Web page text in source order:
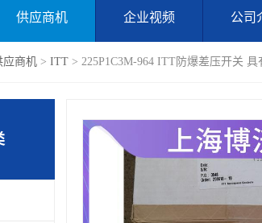
供应商机 企业视频 公司
应商机 > ITT > 225P1C3M-964 ITT防爆差压开关